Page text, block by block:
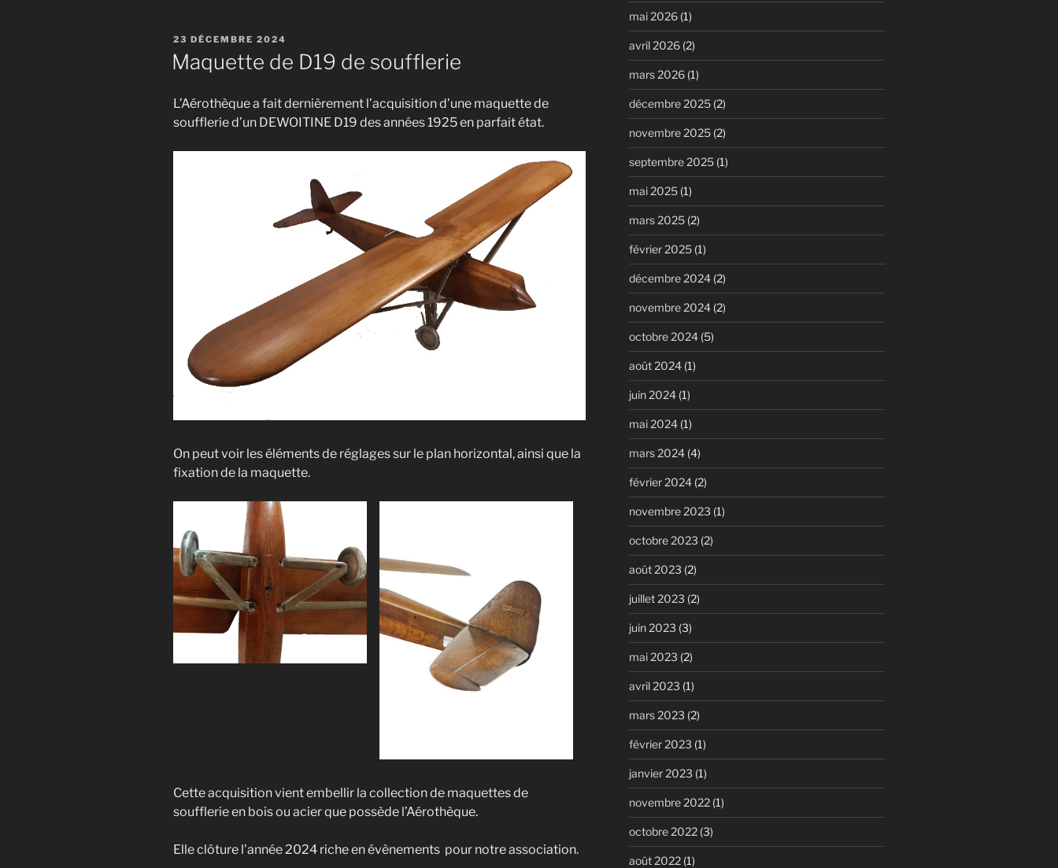
PUBLIÉ
LE
23 DÉCEMBRE 2024
Maquette de D19 de soufflerie
L’Aérothèque a fait dernièrement l’acquisition d’une maquette de
soufflerie d’un DEWOITINE D19 des années 1925 en parfait état.
On peut voir les éléments de réglages sur le plan horizontal, ainsi que la
fixation de la maquette.
Cette acquisition vient embellir la collection de maquettes de
soufflerie en bois ou acier que possède l’Aérothèque.
Elle clôture l’année 2024 riche en évènements pour notre association.
mai 2026(1)
avril 2026(2)
mars 2026(1)
décembre 2025(2)
novembre 2025(2)
septembre 2025(1)
mai 2025(1)
mars 2025(2)
février 2025(1)
décembre 2024(2)
novembre 2024(2)
octobre 2024(5)
août 2024(1)
juin 2024(1)
mai 2024(1)
mars 2024(4)
février 2024(2)
novembre 2023 (1)
octobre 2023 (2)
août 2023 (2)
juillet 2023 (2)
juin 2023 (3)
mai 2023 (2)
avril 2023 (1)
mars 2023 (2)
février 2023 (1)
janvier 2023 (1)
novembre 2022(1)
octobre 2022(3)
août 2022(1)